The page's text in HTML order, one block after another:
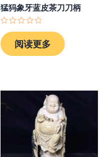
猛犸象牙蓝皮茶刀刀柄
评
分
0
&sol;
阅读更多